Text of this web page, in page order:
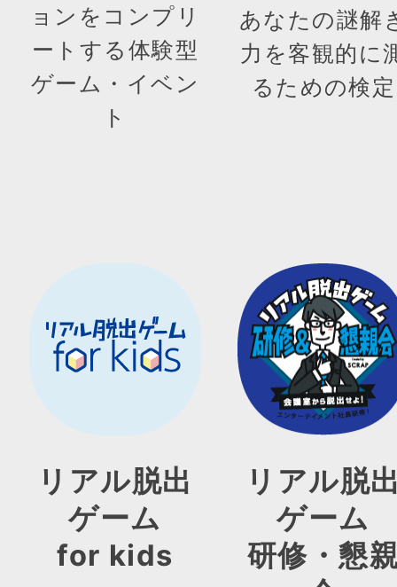
ョンをコンプリ
ートする体験型
ゲーム・イベン
ト
あなたの謎解
力を客観的に
るための検定
リアル脱出
ゲーム
for kids
リアル脱
ゲーム
研修・懇